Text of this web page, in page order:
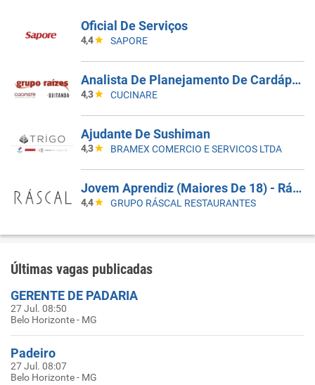
Oficial De Serviços
4,4 SAPORE
Analista De Planejamento De Cardápios Sr
4,3 CUCINARE
Ajudante De Sushiman
4,3 BRAMEX COMERCIO E SERVICOS LTDA
Jovem Aprendiz (Maiores De 18) - Ráscal Shop. Villa Lobos
4,4 GRUPO RÁSCAL RESTAURANTES
Últimas vagas publicadas
GERENTE DE PADARIA
27 Jul. 08:50
Belo Horizonte - MG
Padeiro
27 Jul. 08:07
Belo Horizonte - MG